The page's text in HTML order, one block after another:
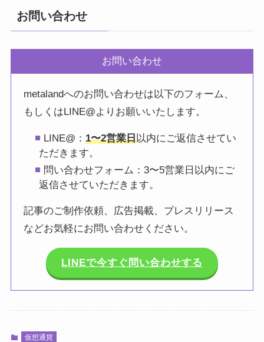
お問い合わせ
お問い合わせ
metalandへのお問い合わせは以下のフォーム、
もしくはLINE@よりお願いいたします。
LINE@： 1〜2営業日以内にご返信させてい
ただきます。
問い合わせフォーム：3〜5営業日以内にご
返信させていただきます。
記事のご制作依頼、広告掲載、プレスリリース
などお気軽にお問い合わせください。
LINEで今すぐ問い合わせする
仮想通貨